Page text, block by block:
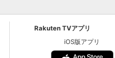
Rakuten TVアプリ
iOS版アプリ